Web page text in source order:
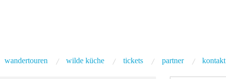
wandertouren wilde küche tickets partner kontakt